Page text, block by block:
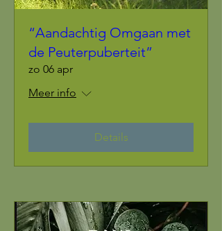
“Aandachtig Omgaan met
de Peuterpuberteit”
zo 06 apr
Meer info
Details